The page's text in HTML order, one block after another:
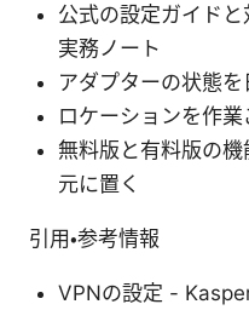
公式の設定ガイド
実務ノート
アダプターの状態
ロケーションを作
無料版と有料版の
元に置く
引用・参考情報
VPNの設定 -